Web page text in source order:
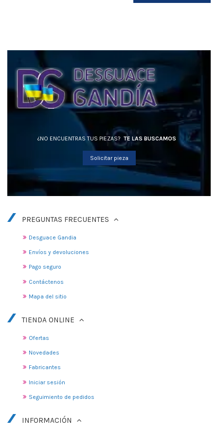
¿NO ENCUENTRAS TUS PIEZAS? TE LAS BUSCAMOS
Solicitar pieza
PREGUNTAS FRECUENTES
Desguace Gandia
Envíos y devoluciones
Pago seguro
Contáctenos
Mapa del sitio
TIENDA ONLINE
Ofertas
Novedades
Fabricantes
Iniciar sesión
Seguimiento de pedidos
INFORMACIÓN